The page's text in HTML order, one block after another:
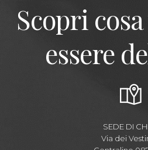
Scopri
essere
SEDE DI
Via dei